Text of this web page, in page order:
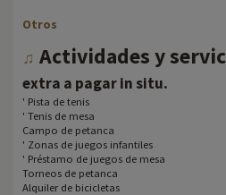
Otros
♫ Actividades y
extra a pagar in situ.
' Pista de tenis
' Tenis de mesa
Campo de petanca
' Zonas de juegos infantiles
' Préstamo de juegos de mesa
Torneos de petanca
Alquiler de bicicletas